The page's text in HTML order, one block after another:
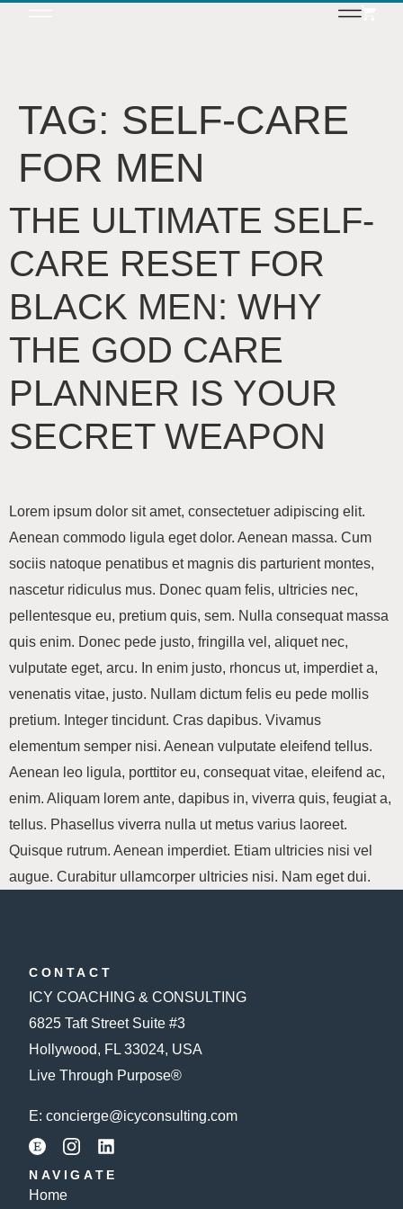
TAG: SELF-CARE
FOR MEN
THE ULTIMATE SELF-
CARE RESET FOR
BLACK MEN: WHY
THE GOD CARE
PLANNER IS YOUR
SECRET WEAPON
Lorem ipsum dolor sit amet, consectetuer adipiscing elit.
Aenean commodo ligula eget dolor. Aenean massa. Cum
sociis natoque penatibus et magnis dis parturient montes,
nascetur ridiculus mus. Donec quam felis, ultricies nec,
pellentesque eu, pretium quis, sem. Nulla consequat massa
quis enim. Donec pede justo, fringilla vel, aliquet nec,
vulputate eget, arcu. In enim justo, rhoncus ut, imperdiet a,
venenatis vitae, justo. Nullam dictum felis eu pede mollis
pretium. Integer tincidunt. Cras dapibus. Vivamus
elementum semper nisi. Aenean vulputate eleifend tellus.
Aenean leo ligula, porttitor eu, consequat vitae, eleifend ac,
enim. Aliquam lorem ante, dapibus in, viverra quis, feugiat a,
tellus. Phasellus viverra nulla ut metus varius laoreet.
Quisque rutrum. Aenean imperdiet. Etiam ultricies nisi vel
augue. Curabitur ullamcorper ultricies nisi. Nam eget dui.
NAVIGATE
Home
CONTACT
ICY COACHING & CONSULTING
6825 Taft Street Suite #3
Hollywood, FL 33024, USA
Live Through Purpose®
E: concierge@icyconsulting.com